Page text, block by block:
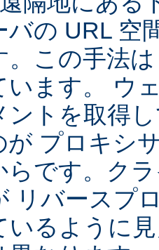
バの URL 空
。この手法は
います。 ウ
ントを取得
が プロキシ
らです。ク
リバースプ
いるように